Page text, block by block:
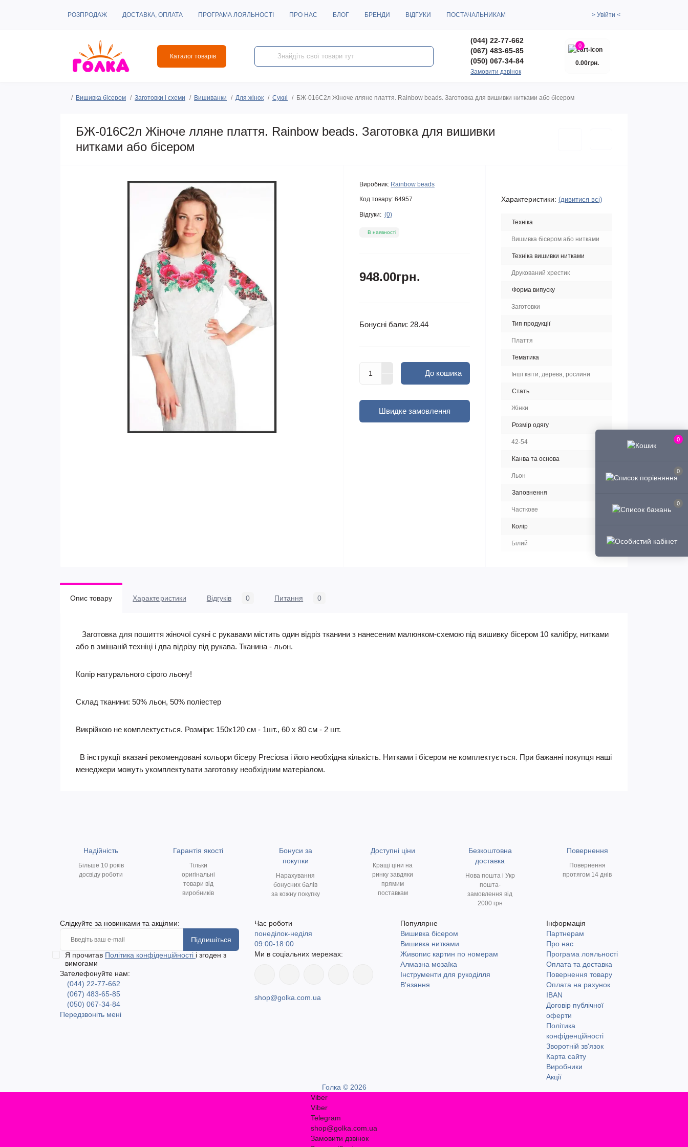
0
0
0
РОЗПРОДАЖ ДОСТАВКА, ОПЛАТА ПРОГРАМА ЛОЯЛЬНОСТІ ПРО НАС БЛОГ БРЕНДИ ВІДГУКИ ПОСТАЧАЛЬНИКАМ > Увійти <
Каталог товарів
(044) 22-77-662
(067) 483-65-85
(050) 067-34-84
Замовити дзвінок
0
0.00грн.
Вишивка бісером Заготовки і схеми Вишиванки Для жінок Сукні БЖ-016С2л Жіноче лляне плаття. Rainbow beads. Заготовка для вишивки нитками або бісером
БЖ-016С2л Жіноче лляне плаття. Rainbow beads. Заготовка для вишивки
нитками або бісером
Виробник: Rainbow beads
Код товару: 64957
Відгуки: (0)
В наявності
948.00грн.
Бонусні бали: 28.44
До кошика
Швидке замовлення
Характеристики: (дивитися всі)
Техніка
Вишивка бісером або нитками
Техніка вишивки нитками
Друкований хрестик
Форма випуску
Заготовки
Тип продукції
Плаття
Тематика
Інші квіти, дерева, рослини
Стать
Жінки
Розмір одягу
42-54
Канва та основа
Льон
Заповнення
Часткове
Колір
Білий
Опис товару Характеристики Відгуків 0 Питання 0
Заготовка для пошиття жіночої сукні c рукавами містить один відріз тканини з нанесеним малюнком-схемою під вишивку бісером 10 калібру, нитками
або в змішаній техніці і два відрізу під рукава. Тканина - льон.
Колір натурального сірого льону!
Склад тканини: 50% льон, 50% поліестер
Викрійкою не комплектується. Розміри: 150х120 см - 1шт., 60 х 80 см - 2 шт.
В інструкції вказані рекомендовані кольори бісеру Preciosa і його необхідна кількість. Нитками і бісером не комплектується. При бажанні покупця наші
менеджери можуть укомплектувати заготовку необхідним матеріалом.
Надійність
Більше 10 років
досвіду роботи
Гарантія якості
Тільки
оригінальні
товари від
виробників
Бонуси за
покупки
Нарахування
бонусних балів
за кожну покупку
Доступні ціни
Кращі ціни на
ринку завдяки
прямим
поставкам
Безкоштовна
доставка
Нова пошта і Укр
пошта-
замовлення від
2000 грн
Повернення
Повернення
протягом 14 днів
Слідкуйте за новинками та акціями:
Підпишіться
Я прочитав Політика конфіденційності і згоден з
вимогами
Зателефонуйте нам:
(044) 22-77-662
(067) 483-65-85
(050) 067-34-84
Передзвоніть мені
Час роботи
понеділок-неділя
09:00-18:00
Ми в соціальних мережах:
shop@golka.com.ua
Популярне
Вишивка бісером
Вишивка нитками
Живопис картин по номерам
Алмазна мозаїка
Інструменти для рукоділля
В'язання
Інформація
Партнерам
Про нас
Програма лояльності
Оплата та доставка
Повернення товару
Оплата на рахунок
IBAN
Договір публічної
оферти
Політика
конфіденційності
Зворотній зв'язок
Карта сайту
Виробники
Акції
Голка © 2026
Viber
Viber
Telegram
shop@golka.com.ua
Замовити дзвінок